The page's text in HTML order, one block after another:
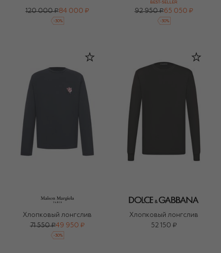
120 000 ₽84 000 ₽
-30%
BEST-SELLER
92 950 ₽65 050 ₽
-30%
Хлопковый лонгслив
71 550 ₽49 950 ₽
-30%
Хлопковый лонгслив
52 150 ₽